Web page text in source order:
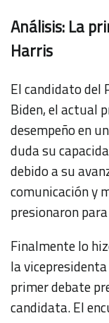
Análisis: La
Harris
El candidato del
Biden, el actual
desempeño en
duda su
debido a su
comunicación y
presionaron
Finalmente lo
la
primer debate
candidata. El